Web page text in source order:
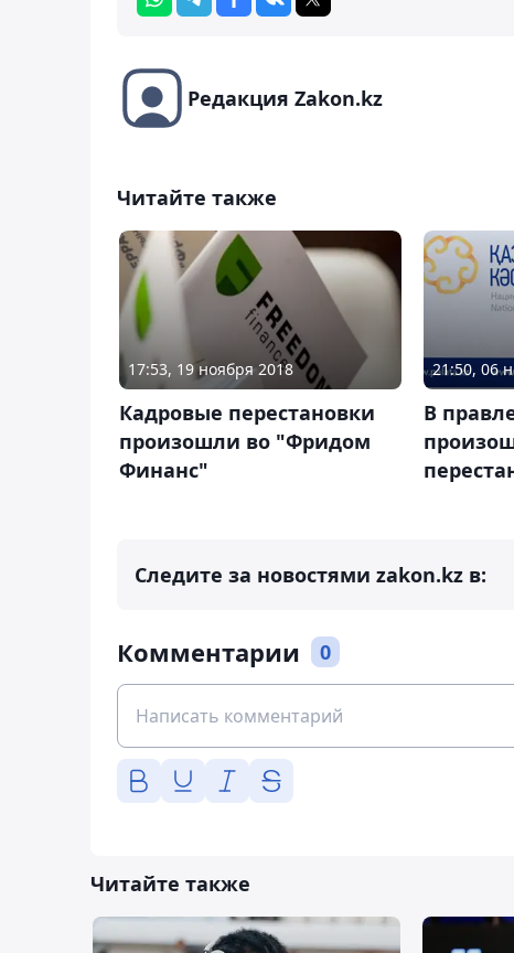
Редакция Zakon.kz
Читайте также
17:53, 19 ноября 2018
Кадровые перестановки
произошли во "Фридом
Финанс"
21:50, 06
В
Следите за новостями zakon.kz в:
Комментарии 0
Читайте также